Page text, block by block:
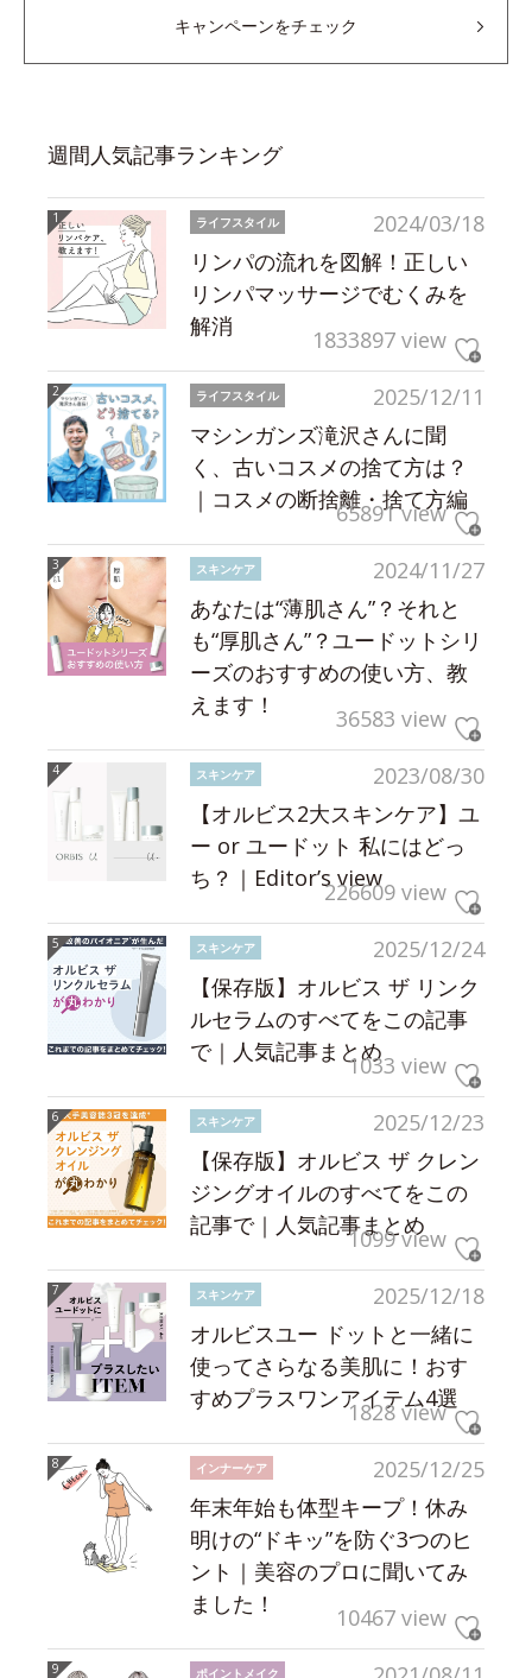
キャンペーンをチェック
週間人気記事ランキング
2024/03/18
ライフスタイル
リンパの流れを図解！正しい
リンパマッサージでむくみを
解消
1833897 view
2025/12/11
ライフスタイル
マシンガンズ滝沢さんに聞
く、古いコスメの捨て方は？
｜コスメの断捨離・捨て方編
65891 view
2024/11/27
スキンケア
あなたは“薄肌さん”？それと
も“厚肌さん”？ユードットシリ
ーズのおすすめの使い方、教
えます！
36583 view
2023/08/30
スキンケア
【オルビス2大スキンケア】ユ
ー or ユードット 私にはどっ
ち？｜Editor’s view226609 view
2025/12/24
スキンケア
【保存版】オルビス ザ リンク
ルセラムのすべてをこの記事
で｜人気記事まとめ1033 view
2025/12/23
スキンケア
【保存版】オルビス ザ クレン
ジングオイルのすべてをこの
記事で｜人気記事まとめ
1099 view
2025/12/18
スキンケア
オルビスユー ドットと一緒に
使ってさらなる美肌に！おす
すめプラスワンアイテム4選
1828 view
2025/12/25
インナーケア
年末年始も体型キープ！休み
明けの“ドキッ”を防ぐ3つのヒ
ント｜美容のプロに聞いてみ
ました！
10467 view
ポイントメイク